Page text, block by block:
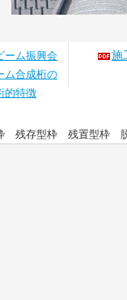
ーム振興会
ム合成桁の
的特徴
施
残存型枠 残置型枠